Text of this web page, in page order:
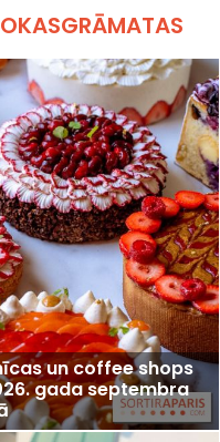
un coffee shops
gada septembra